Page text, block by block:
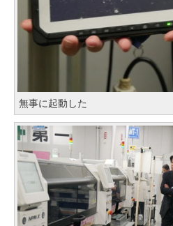
無事に起動した